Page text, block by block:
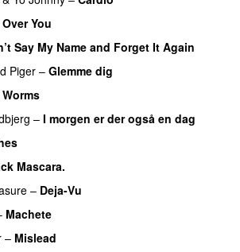
Over You
Say My Name and Forget It Again
Piger – Glemme dig
Worms
– I morgen er der også en dag
Mascara.
– Deja-Vu
Machete
– Mislead